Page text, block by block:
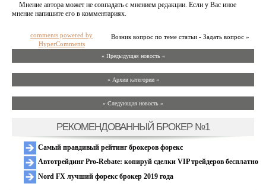
Мнение автора может не совпадать с мнением редакции. Если у Вас иное
мнение напишите его в комментариях.
Возник вопрос по теме статьи - Задать вопрос »
comments powered by
HyperComments
« Предыдущая новость «
» Архив категории «
» Следующая новость »
РЕКОМЕНДОВАННЫЙ БРОКЕР №1
Самый правдивый рейтинг брокеров форекс
Автотрейдинг Pro-Rebate: копируй сделки VIP трейдеров бесплатно
Nord FX лучший форекс брокер 2019 года